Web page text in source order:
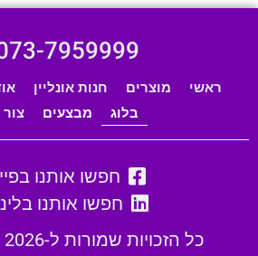
7959999
ראשי מוצרים חנות אונליין
בלוג
מבצעים
חפשו אותנו
חפשו אותנו
כל הזכויות שמורות ל-MEDWAY 2026 ©